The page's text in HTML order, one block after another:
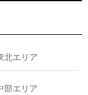
北エリア
部エリア